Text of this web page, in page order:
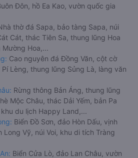
Đôn, hồ Ea Kao, vườn quốc gia
thờ đá Sapa, bảo tàng Sapa, núi
Cát, thác Tiên Sa, thung lũng Hoa
Hoa,...
Cao nguyên đá Đồng Văn, cột cờ
Lèng, thung lũng Sủng Là, làng văn
Rừng thông Bản Áng, thung lũng
Mộc Châu, thác Dải Yếm, bản Pa
du lịch Happy Land,...
Biển Đồ Sơn, đảo Hòn Dấu, vịnh
Long Vỹ, núi Voi, khu di tích Tràng
Biển Cửa Lò, đảo Lan Châu, vườn